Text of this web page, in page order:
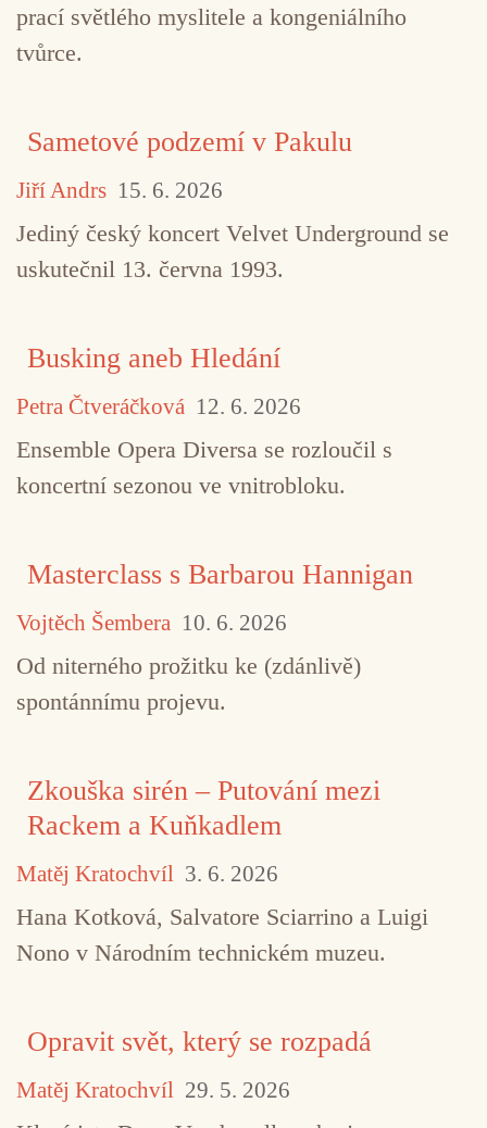
prací světlého myslitele a kongeniálního
tvůrce.
Sametové podzemí v Pakulu
Jiří Andrs 15. 6. 2026
Jediný český koncert Velvet Underground se
uskutečnil 13. června 1993.
Busking aneb Hledání
Petra Čtveráčková 12. 6. 2026
Ensemble Opera Diversa se rozloučil s
koncertní sezonou ve vnitrobloku.
Masterclass s Barbarou Hannigan
Vojtěch Šembera 10. 6. 2026
Od niterného prožitku ke (zdánlivě)
spontánnímu projevu.
Zkouška sirén – Putování mezi
Rackem a Kuňkadlem
Matěj Kratochvíl 3. 6. 2026
Hana Kotková, Salvatore Sciarrino a Luigi
Nono v Národním technickém muzeu.
Opravit svět, který se rozpadá
Matěj Kratochvíl 29. 5. 2026